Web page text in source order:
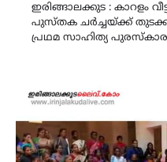
ഇരിങ്ങാലക്കുട : കാറളം
പുസ്‌തക ചർച്ചയ്ക്ക് തുടക്കം
പ്രഥമ സാഹിത്യ